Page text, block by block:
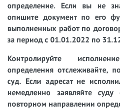
определение. Если вы не
опишите документ по его
выполненных работ по
за период с 01.01.2022 по
Контролируйте
определения отслеживайте,
суд. Если адресат не
немедленно заявляйте
повторном направлении